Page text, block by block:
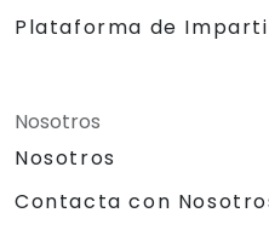
Plataforma de
Nosotros
Nosotros
Contacta con